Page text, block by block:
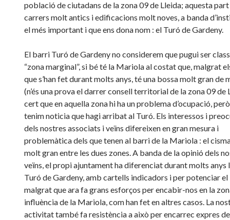
població de ciutadans de la zona 09 de Lleida; aquesta
carrers molt antics i edificacions molt noves, a banda
el més important i que ens dona nom : el Turó de Gardeny.
El barri Turó de Gardeny no considerem que pugui ser
“zona marginal”, si bé té la Mariola al costat que, malgrat
que s’han fet durant molts anys, té una bossa molt gran de
(n’és una prova el darrer consell territorial de la zona 09 de
cert que en aquella zona hi ha un problema d’ocupació,
tenim noticia que hagi arribat al Turó. Els interessos i
dels nostres associats i veïns difereixen en gran mesura i
problemàtica dels que tenen al barri de la Mariola : el
molt gran entre les dues zones. A banda de la opinió dels
veïns, el propi ajuntament ha diferenciat durant molts anys
Turó de Gardeny, amb cartells indicadors i per potenciar el
malgrat que ara fa grans esforços per encabir-nos en la
influència de la Mariola, com han fet en altres casos. La
activitat també fa resistència a això per encarrec expres